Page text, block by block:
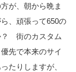
が、朝から晩ま
、頑張って650の
？ 街のカスタム
先で本来のサイ
たりしますが、